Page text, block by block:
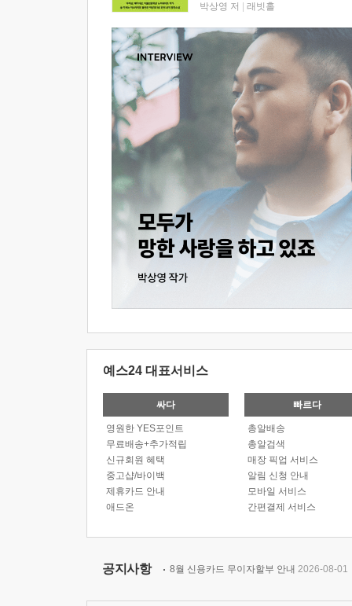
박상영 저 래빗홀
예스24 대표서비스
싸다
영원한 YES포인트
무료배송+추가적립
신규회원 혜택
중고샵/바이백
제휴카드 안내
애드온
빠르다
총알배송
총알검색
매장 픽업 서비스
알림 신청 안내
모바일 서비스
간편결제 서비스
공지사항 8월 신용카드 무이자할부 안내 2026-08-01